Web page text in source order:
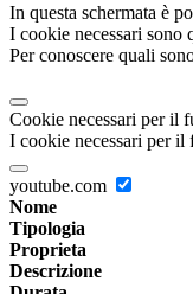
In questa schermata è
I cookie necessari sono
Per conoscere quali
Cookie necessari per il
I cookie necessari per il
youtube.com
Nome
Tipologia
Proprieta
Descrizione